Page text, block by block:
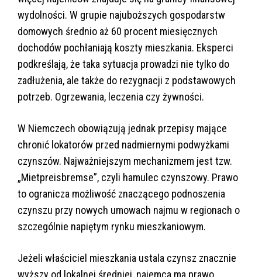
wydolności. W grupie najuboższych gospodarstw
domowych średnio aż 60 procent miesięcznych
dochodów pochłaniają koszty mieszkania. Eksperci
podkreślają, że taka sytuacja prowadzi nie tylko do
zadłużenia, ale także do rezygnacji z podstawowych
potrzeb. Ogrzewania, leczenia czy żywności.
W Niemczech obowiązują jednak przepisy mające
chronić lokatorów przed nadmiernymi podwyżkami
czynszów. Najważniejszym mechanizmem jest tzw.
„Mietpreisbremse”, czyli hamulec czynszowy. Prawo
to ogranicza możliwość znaczącego podnoszenia
czynszu przy nowych umowach najmu w regionach o
szczególnie napiętym rynku mieszkaniowym.
Jeżeli właściciel mieszkania ustala czynsz znacznie
wyższy od lokalnej średniej, najemca ma prawo